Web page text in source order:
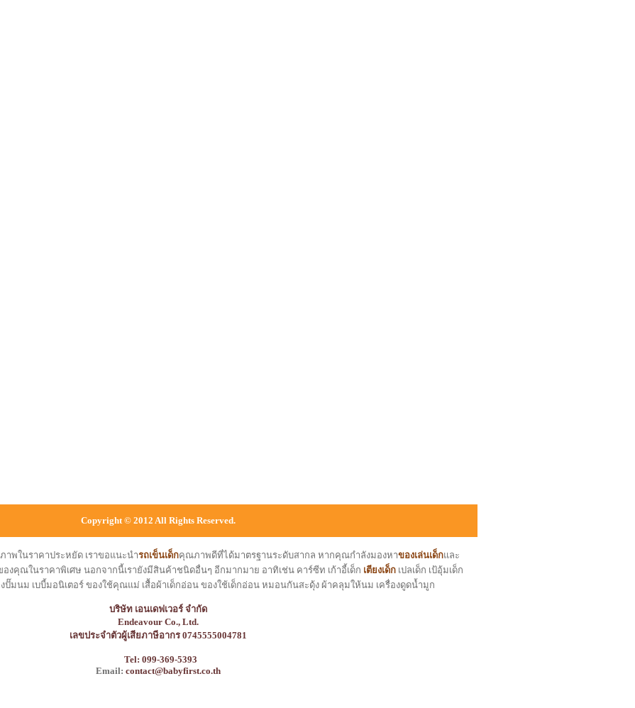
Copyright © 2012 All Rights Reserved.
พในราคาประหยัด เราขอแนะนำรถเข็นเด็กคุณภาพดีที่ได้มาตรฐานระดับสากล หากคุณกำลังมองหาของเล่นเด็กและ
งคุณในราคาพิเศษ นอกจากนี้เรายังมีสินค้าชนิดอื่นๆ อีกมากมาย อาทิเช่น คาร์ซีท เก้าอี้เด็ก เตียงเด็ก เปลเด็ก เป้อุ้มเด็ก
งปั๊มนม เบบี้มอนิเตอร์ ของใช้คุณแม่ เสื้อผ้าเด็กอ่อน ของใช้เด็กอ่อน หมอนกันสะดุ้ง ผ้าคลุมให้นม เครื่องดูดน้ำมูก
บริษัท เอนเดฟเวอร์ จำกัด
Endeavour Co., Ltd.
เลขประจำตัวผู้เสียภาษีอากร 0745555004781
Tel: 099-369-5393
Email: contact@babyfirst.co.th